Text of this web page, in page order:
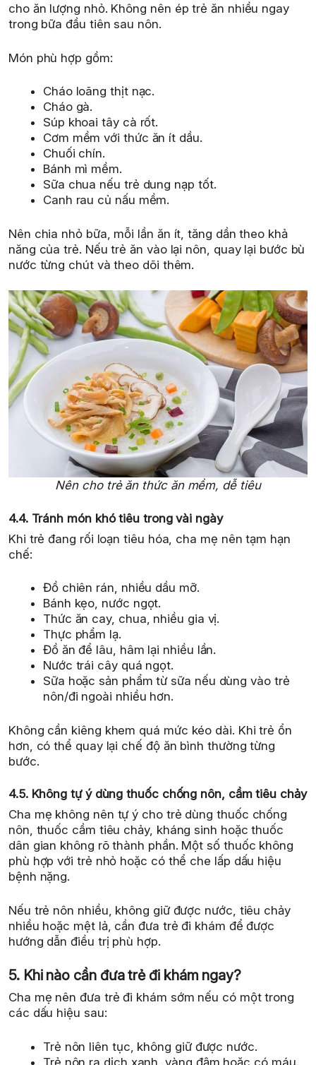
cho ăn lượng nhỏ. Không nên ép trẻ ăn nhiều ngay
trong bữa đầu tiên sau nôn.
Món phù hợp gồm:
Cháo loãng thịt nạc.
Cháo gà.
Súp khoai tây cà rốt.
Cơm mềm với thức ăn ít dầu.
Chuối chín.
Bánh mì mềm.
Sữa chua nếu trẻ dung nạp tốt.
Canh rau củ nấu mềm.
Nên chia nhỏ bữa, mỗi lần ăn ít, tăng dần theo khả
năng của trẻ. Nếu trẻ ăn vào lại nôn, quay lại bước bù
nước từng chút và theo dõi thêm.
Nên cho trẻ ăn thức ăn mềm, dễ tiêu
4.4. Tránh món khó tiêu trong vài ngày
Khi trẻ đang rối loạn tiêu hóa, cha mẹ nên tạm hạn
chế:
Đồ chiên rán, nhiều dầu mỡ.
Bánh kẹo, nước ngọt.
Thức ăn cay, chua, nhiều gia vị.
Thực phẩm lạ.
Đồ ăn để lâu, hâm lại nhiều lần.
Nước trái cây quá ngọt.
Sữa hoặc sản phẩm từ sữa nếu dùng vào trẻ
nôn/đi ngoài nhiều hơn.
Không cần kiêng khem quá mức kéo dài. Khi trẻ ổn
hơn, có thể quay lại chế độ ăn bình thường từng
bước.
4.5. Không tự ý dùng thuốc chống nôn, cầm tiêu chảy
Cha mẹ không nên tự ý cho trẻ dùng thuốc chống
nôn, thuốc cầm tiêu chảy, kháng sinh hoặc thuốc
dân gian không rõ thành phần. Một số thuốc không
phù hợp với trẻ nhỏ hoặc có thể che lấp dấu hiệu
bệnh nặng.
Nếu trẻ nôn nhiều, không giữ được nước, tiêu chảy
nhiều hoặc mệt lả, cần đưa trẻ đi khám để được
hướng dẫn điều trị phù hợp.
5. Khi nào cần đưa trẻ đi khám ngay?
Cha mẹ nên đưa trẻ đi khám sớm nếu có một trong
các dấu hiệu sau:
Trẻ nôn liên tục, không giữ được nước.
Trẻ nôn ra dịch xanh, vàng đậm hoặc có máu.